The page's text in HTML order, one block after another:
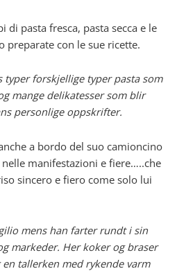
pasta fresca, pasta secca e le
preparate con le sue ricette.
typer forskjellige typer pasta som
mange delikatesser som blir
personlige oppskrifter.
a bordo del suo camioncino
manifestazioni e fiere…..che
sincero e fiero come solo lui
mens han farter rundt i sin
markeder. Her koker og braser
tallerken med rykende varm